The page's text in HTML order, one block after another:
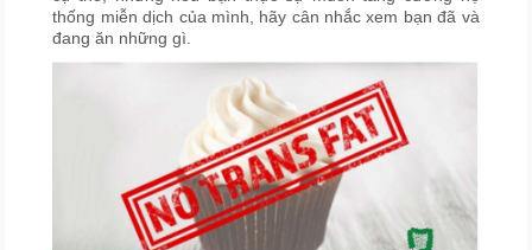
thống miễn dịch của mình, hãy cân nhắc xem bạn đã và
đang ăn những gì.